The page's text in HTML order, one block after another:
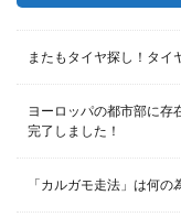
またもタイヤ探し！タイ
ヨーロッパの都市部に存
完了しました！
「カルガモ走法」は何の